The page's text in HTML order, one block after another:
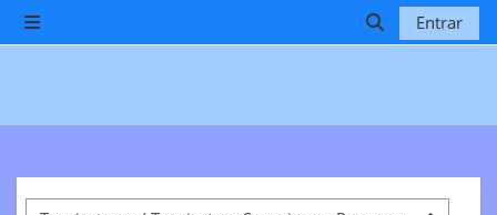
Salta al contenido principal
Panel lateral
Selector de
Entrar